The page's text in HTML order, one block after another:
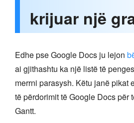
krijuar një
Edhe pse Google Docs ju lejon
ai gjithashtu ka një listë të
merrni parasysh. Këtu janë pikat
të përdorimit të Google Docs për
Gantt.